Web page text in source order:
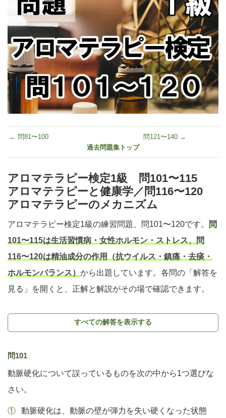
← 問81〜100
過去問題集トップ
問121〜140 →
アロマテラピー検定1級 問101〜115
アロマテラピーと健康学／問116〜120
アロマテラピーのメカニズム
アロマテラピー検定1級の練習問題、問101〜120です。
問
101〜115は生活習慣病・女性ホルモン・ストレス、問
116〜120は精油成分の作用（抗ウイルス・鎮痛・去痰・
ホルモンバランス） から出題しています。各問の「解答を
見る」を開くと、正解と解説がその場で確認できます。
すべての解答を表示する
問101
動脈硬化について誤っているものを次の中から1つ選びな
さい。
動脈硬化は、動脈の壁が弾力を失い硬くなった状態